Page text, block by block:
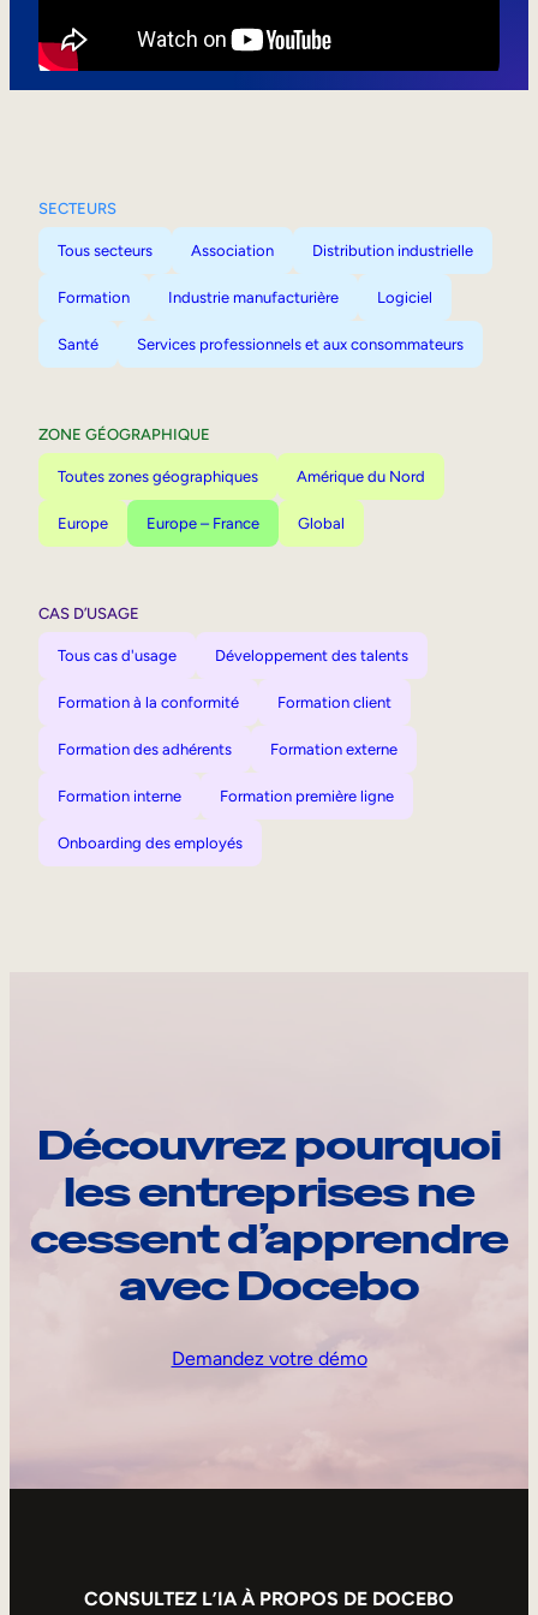
SECTEURS
Tous secteurs Association Distribution industrielle
Formation Industrie manufacturière Logiciel
Santé Services professionnels et aux consommateurs
ZONE GÉOGRAPHIQUE
Toutes zones géographiques Amérique du Nord
Europe Europe – France Global
CAS D’USAGE
Tous cas d'usage Développement des talents
Formation à la conformité Formation client
Formation des adhérents Formation externe
Formation interne Formation première ligne
Onboarding des employés
Découvrez pourquoi
les entreprises ne
cessent d’apprendre
avec Docebo
Demandez votre démo
CONSULTEZ L’IA À PROPOS DE DOCEBO